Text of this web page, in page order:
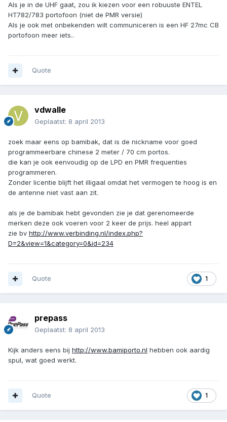
Als je in de UHF gaat, zou ik kiezen voor een robuuste ENTEL
HT782/783 portofoon (niet de PMR versie)
Als je ook met onbekenden wilt communiceren is een HF 27mc CB
portofoon meer iets..
Quote
vdwalle
Geplaatst: 8 april 2013
zoek maar eens op bamibak, dat is de nickname voor goed
programmeerbare chinese 2 meter / 70 cm portos.
die kan je ook eenvoudig op de LPD en PMR frequenties
programmeren.
Zonder licentie blijft het illigaal omdat het vermogen te hoog is en
de antenne niet vast aan zit.
als je de bamibak hebt gevonden zie je dat gerenomeerde
merken deze ook voeren voor 2 keer de prijs. heel appart
zie bv http://www.verbinding.nl/index.php?
D=2&view=1&category=0&id=234
1
Quote
prepass
Geplaatst: 8 april 2013
Kijk anders eens bij http://www.bamiporto.nl hebben ook aardig
spul, wat goed werkt.
1
Quote